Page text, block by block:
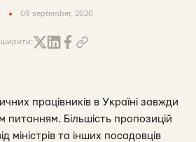
09 september, 2020
працівників в Україні завжди
Більшість пропозицій
міністрів та інших посадовців